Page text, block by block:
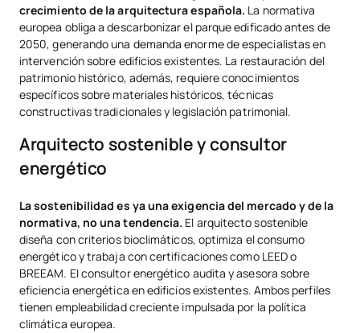
crecimiento de la arquitectura española. La normativa
europea obliga a descarbonizar el parque edificado antes de
2050, generando una demanda enorme de especialistas en
intervención sobre edificios existentes. La restauración del
patrimonio histórico, además, requiere conocimientos
específicos sobre materiales históricos, técnicas
constructivas tradicionales y legislación patrimonial.
Arquitecto sostenible y consultor
energético
La sostenibilidad es ya una exigencia del mercado y de la
normativa, no una tendencia. El arquitecto sostenible
diseña con criterios bioclimáticos, optimiza el consumo
energético y trabaja con certificaciones como LEED o
BREEAM. El consultor energético audita y asesora sobre
eficiencia energética en edificios existentes. Ambos perfiles
tienen empleabilidad creciente impulsada por la política
climática europea.